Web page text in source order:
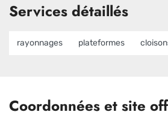
Services détaillés
rayonnages plateformes
Coordonnées et site